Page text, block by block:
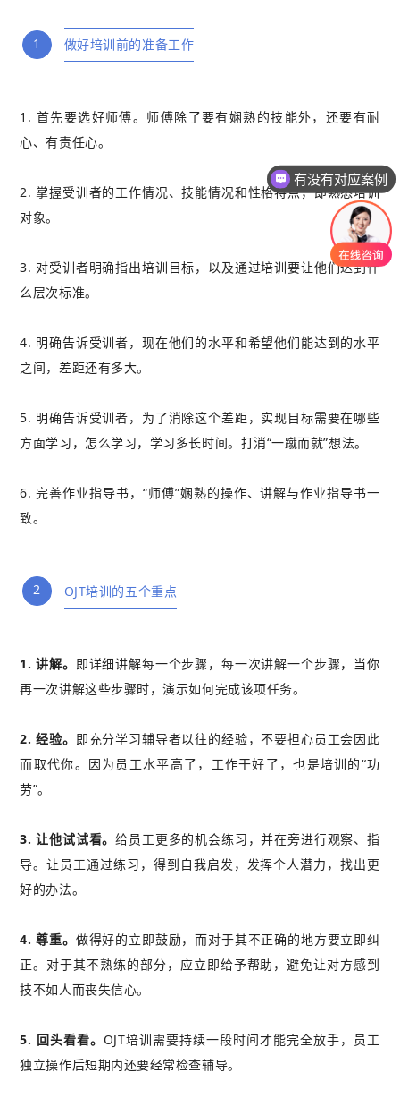
1 做好培训前的准备工作
1. 首先要选好师傅。师傅除了要有娴熟的技能外，还要有耐
心、有责任心。
2. 掌握受训者的工作情况、技能情况和性格特点，即熟悉培训
对象。
3. 对受训者明确指出培训目标，以及通过培训要让他们达到什
么层次标准。
4. 明确告诉受训者，现在他们的水平和希望他们能达到的水平
之间，差距还有多大。
5. 明确告诉受训者，为了消除这个差距，实现目标需要在哪些
方面学习，怎么学习，学习多长时间。打消“一蹴而就”想法。
6. 完善作业指导书，“师傅”娴熟的操作、讲解与作业指导书一
致。
2 OJT培训的五个重点
1. 讲解。 即详细讲解每一个步骤，每一次讲解一个步骤，当你
再一次讲解这些步骤时，演示如何完成该项任务。
2. 经验。 即充分学习辅导者以往的经验，不要担心员工会因此
而取代你。因为员工水平高了，工作干好了，也是培训的“功
劳”。
3. 让他试试看。给员工更多的机会练习，并在旁进行观察、指
导。让员工通过练习，得到自我启发，发挥个人潜力，找出更
好的办法。
4. 尊重。 做得好的立即鼓励，而对于其不正确的地方要立即纠
正。对于其不熟练的部分，应立即给予帮助，避免让对方感到
技不如人而丧失信心。
5. 回头看看。 OJT培训需要持续一段时间才能完全放手，员工
独立操作后短期内还要经常检查辅导。
有没有对应案例
老师可以上面拜访吗？